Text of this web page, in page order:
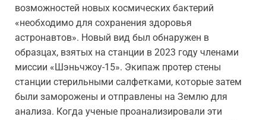
возможностей новых космических бактерий
«необходимо для сохранения здоровья
астронавтов». Новый вид был обнаружен в
образцах, взятых на станции в 2023 году членами
миссии «Шэньчжоу-15». Экипаж протер стены
станции стерильными салфетками, которые затем
были заморожены и отправлены на Землю для
анализа. Когда ученые проанализировали эти